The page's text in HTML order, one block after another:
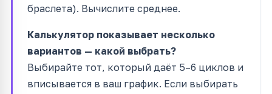
браслета). Вычислите среднее.
Калькулятор показывает несколько
вариантов — какой выбрать?
Выбирайте тот, который даёт 5–6 циклов и
вписывается в ваш график. Если выбирать